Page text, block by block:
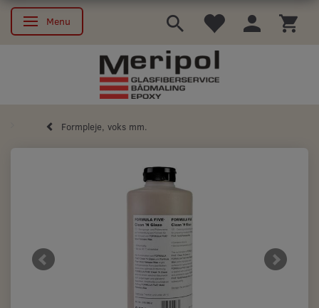
Skifte navigation
Menu
Formpleje, voks mm.